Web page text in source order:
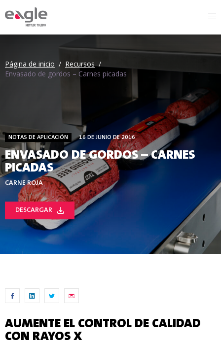
Página de inicio / Recursos /
Envasado de gordos – Carnes picadas
NOTAS DE APLICACIÓN 16 DE JUNIO DE 2016
ENVASADO DE GORDOS – CARNES
PICADAS
CARNE ROJA
DESCARGAR
AUMENTE EL CONTROL DE CALIDAD
CON RAYOS X